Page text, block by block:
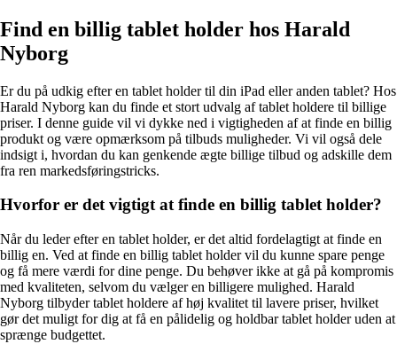
Find en billig tablet holder hos Harald
Nyborg
Er du på udkig efter en tablet holder til din iPad eller anden tablet? Hos
Harald Nyborg kan du finde et stort udvalg af tablet holdere til billige
priser. I denne guide vil vi dykke ned i vigtigheden af at finde en billig
produkt og være opmærksom på tilbuds muligheder. Vi vil også dele
indsigt i, hvordan du kan genkende ægte billige tilbud og adskille dem
fra ren markedsføringstricks.
Hvorfor er det vigtigt at finde en billig tablet holder?
Når du leder efter en tablet holder, er det altid fordelagtigt at finde en
billig en. Ved at finde en billig tablet holder vil du kunne spare penge
og få mere værdi for dine penge. Du behøver ikke at gå på kompromis
med kvaliteten, selvom du vælger en billigere mulighed. Harald
Nyborg tilbyder tablet holdere af høj kvalitet til lavere priser, hvilket
gør det muligt for dig at få en pålidelig og holdbar tablet holder uden at
sprænge budgettet.